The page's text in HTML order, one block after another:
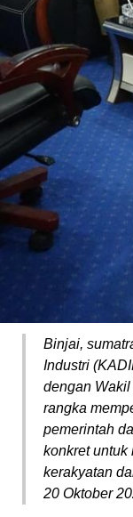
Binjai,
Industri
dengan
rangka
pemerintah
konkret untuk
kerakyatan
20 Oktober